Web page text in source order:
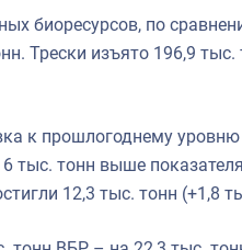
биоресурсов, по
Трески изъято 196,9 тыс.
к прошлогоднему уровню
тыс. тонн выше
12,3 тыс. тонн (+1,8